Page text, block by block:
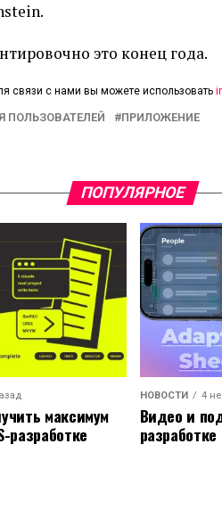
это конец года.
связи с нами вы можете использовать
ПОЛЬЗОВАТЕЛЕЙ ПРИЛОЖЕНИЕ
ПОПУЛЯРНОЕ
максимум
разработке
НОВОСТИ 4
Видео и